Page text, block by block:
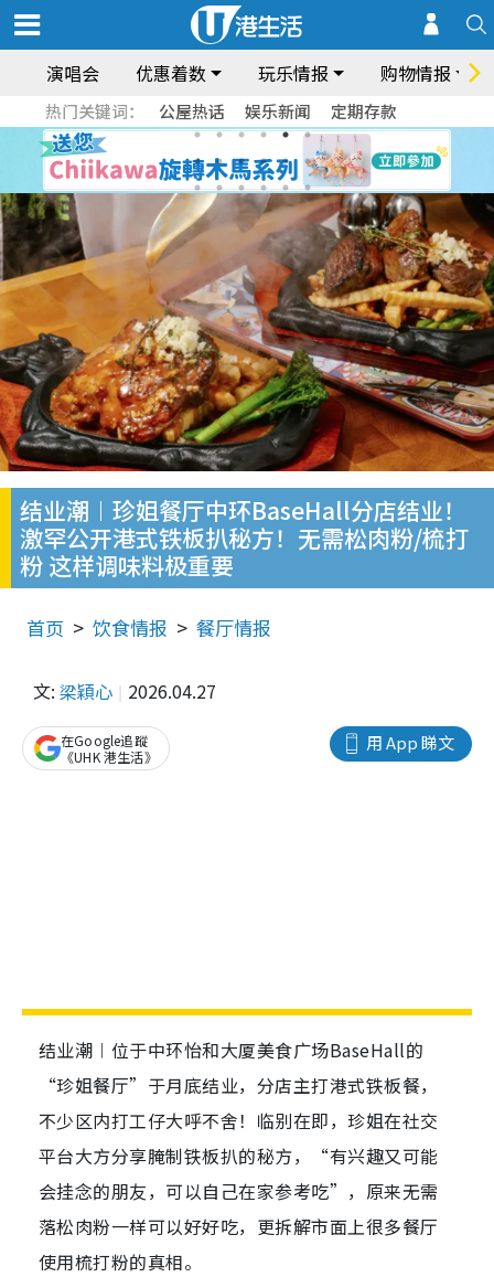
演唱会 优惠着数 玩乐情报 购物情报
热门关键词： 公屋热话 娱乐新闻 定期存款
结业潮︱珍姐餐厅中环BaseHall分店结业！
激罕公开港式铁板扒秘方！无需松肉粉/梳打
粉 这样调味料极重要
首页 饮食情报 餐厅情报
文: 梁穎心 2026.04.27
用 App 睇文
在Google追蹤
《UHK 港生活》
结业潮︱位于中环怡和大厦美食广场BaseHall的
“珍姐餐厅”于月底结业，分店主打港式铁板餐，
不少区内打工仔大呼不舍！临别在即，珍姐在社交
平台大方分享腌制铁板扒的秘方，“有兴趣又可能
会挂念的朋友，可以自己在家参考吃”，原来无需
落松肉粉一样可以好好吃，更拆解市面上很多餐厅
使用梳打粉的真相。